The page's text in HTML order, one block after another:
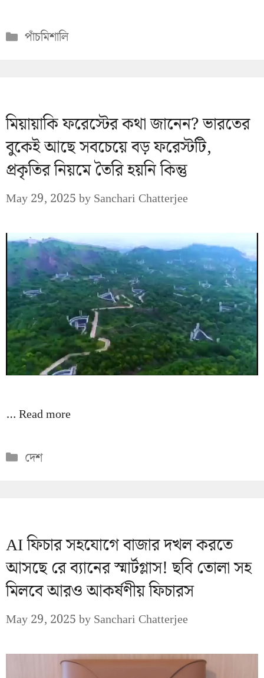
Categories
পাঁচমিশালি
মিয়ায়াকি ফরেস্টের কথা জানেন? ভারতের
বুকেই আছে সবচেয়ে বড় ফরেস্টটি,
প্রকৃতির নিয়মে তৈরি হয়নি কিন্তু
May 29, 2025bySanchari Chatterjee
…Read more
Categories
দেশ
AI ফিচার সহযোগে বাজার দখল করতে
আসছে রে ব্যানের স্মার্টগ্লাস! ছবি তোলা সহ
মিলবে আরও আকর্ষণীয় ফিচারস
May 29, 2025bySanchari Chatterjee